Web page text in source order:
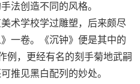
法创造不同的风格。
学校学过雕塑，后来颇尽
一卷。《沉钟》便是其中的
例，更经有名的刻手菊地武嗣
推见黑白配列的妙处。